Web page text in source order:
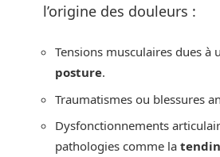
l’origine des douleurs :
Tensions musculaires dues à
posture.
Traumatismes ou blessures
Dysfonctionnements
pathologies comme la